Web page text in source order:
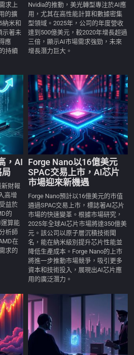
求上
的擴
納米和
示著未
應
持續
Nvidia的推動，美光轉型專注於AI應
用，尤其在高性能計算和數據密集
型領域。2025年，公司的年度營收
達到500億美元，較2020年增長超過
三倍，顯示AI市場需求強勁，未來
增長潛力巨大。
，AI
局
新財報
高增
益於
的
運算能
析師
在
求的
Forge Nano以16億美元
SPAC交易上市，AI芯片
市場迎來新機遇
Forge Nano預計以16億美元的市值
通過SPAC交易上市，標誌著AI芯片
市場的快速變革。根據市場研究，
2025年全球AI芯片市場將達350億美
元。該公司以原子層沉積技術聞
名，能在納米級別提升芯片性能並
降低生產成本。Forge Nano的上市
將進一步推動市場競爭，吸引更多
資本和技術投入，展現出AI芯片應
用的廣泛潛力。